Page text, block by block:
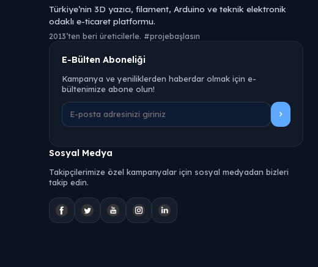
Türkiye’nin 3D yazıcı, filament, Arduino ve teknik elektronik
odaklı e-ticaret platformu.
2013’ten beri üreticilerle. #projebaşlasın
E-Bülten Aboneliği
Kampanya ve yeniliklerden haberdar olmak için e-
bültenimize abone olun!
Sosyal Medya
Takipçilerimize özel kampanyalar için sosyal medyadan bizleri
takip edin.